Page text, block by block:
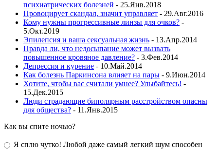
психиатрических болезней - 25.Янв.2018
Провоцирует скандал, значит управляет - 29.Авг.2016
Кому нужны прогрессивные линзы для очков? -
5.Окт.2019
Эпилепсия и ваша сексуальная жизнь - 13.Апр.2014
Правда ли, что недосыпание может вызвать
повышенное кровяное давление? - 3.Фев.2014
Депрессия и курение - 10.Май.2014
Как болезнь Паркинсона влияет на пары - 9.Июн.2014
Хотите, чтобы вас считали умнее? Улыбайтесь! -
15.Дек.2015
Люди страдающие биполярным расстройством опасны
для общества? - 11.Янв.2015
Как вы спите ночью?
Я сплю чутко! Любой даже самый легкий шум способен